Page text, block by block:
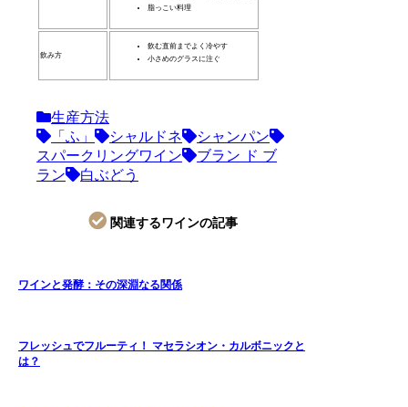
脂っこい料理
飲み方
飲む直前までよく冷やす
小さめのグラスに注ぐ
生産方法
「ふ」
シャルドネ
シャンパン
スパークリングワイン
ブラン ド ブ
ラン
白ぶどう
関連するワインの記事
ワインと発酵：その深淵なる関係
フレッシュでフルーティ！ マセラシオン・カルボニックと
は？